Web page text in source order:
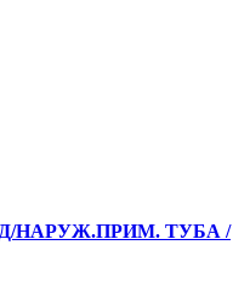
НАРУЖ.ПРИМ. ТУБА /